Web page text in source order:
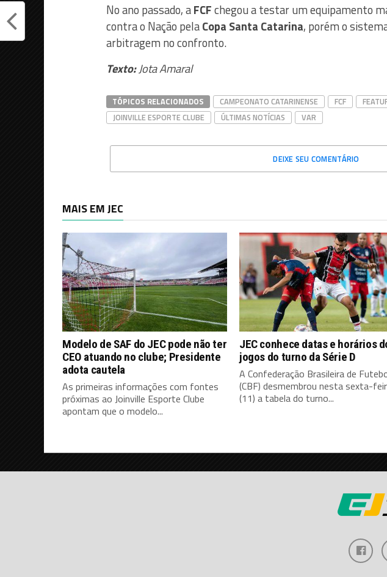
No ano passado, aFCFchegou a testar um equipamento
contra o Nação pelaCopa Santa Catarina, porém o
arbitragem no confronto.
Texto:Jota Amaral
TÓPICOS RELACIONADOS CAMPEONATO CATARINENSE FCF
JOINVILLE ESPORTE CLUBE
ÚLTIMAS NOTÍCIAS VAR
DEIXE SEU COMENTÁRIO
MAIS EM JEC
Modelo de SAF do JEC pode não ter
CEO atuando no clube; Presidente
adota cautela
As primeiras informações com fontes
próximas ao Joinville Esporte Clube
apontam que o modelo...
JEC conhece datas e horários
jogos do turno da Série D
A Confederação Brasileira de
(CBF) desmembrou nesta sexta-
(11) a tabela do turno...